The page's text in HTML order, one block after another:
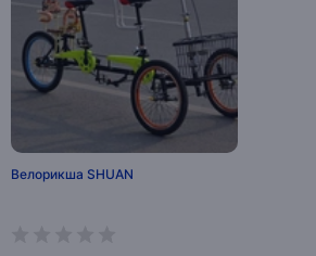
Велорикша SHUAN